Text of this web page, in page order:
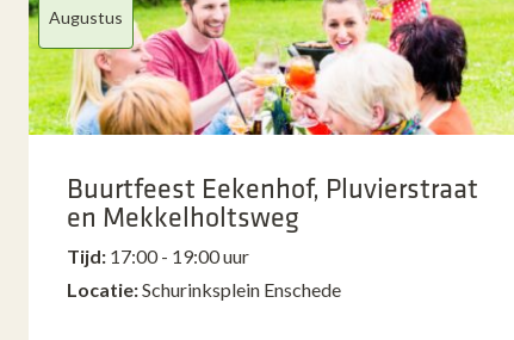
Augustus
Buurtfeest Eekenhof, Pluvierstraat
en Mekkelholtsweg
Tijd: 17:00 - 19:00 uur
Locatie:Schurinksplein Enschede